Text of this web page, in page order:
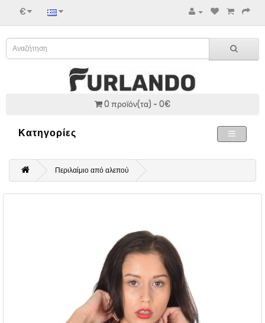
€
0 προϊόν(τα) - 0€
Κατηγορίες
Περιλαίμιο από αλεπού